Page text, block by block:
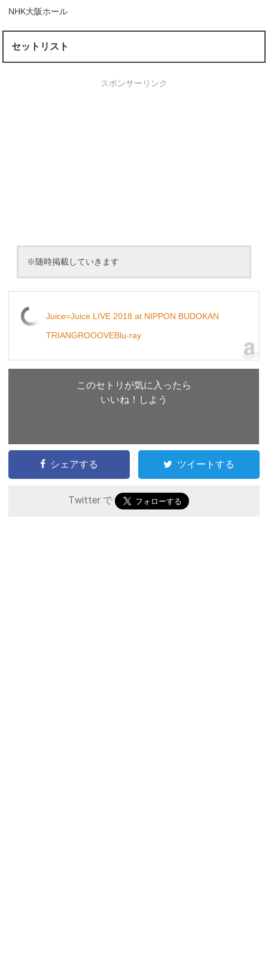
NHK大阪ホール
セットリスト
スポンサーリンク
※随時掲載していきます
Juice=Juice LIVE 2018 at NIPPON BUDOKAN
TRIANGROOOVEBlu-ray
このセトリが気に入ったら
いいね！しよう
シェアする ツイートする
Twitter で